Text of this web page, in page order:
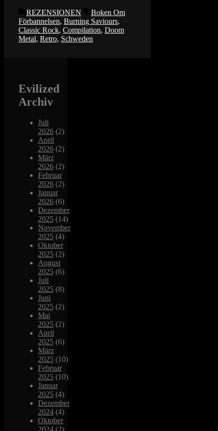
Kategorien
REZENSIONEN Schlagwörter
Boken Om
Förbannelsen, Burning Saviours,
Classic Rock, Compilation, Doom
Metal, Retro, Schweden
Evilized
Archiv
Juli
2026 (2)
April
2026 (2)
März
2026 (2)
Februar
2026 (2)
Januar
2026 (6)
Dezember
2025 (14)
November
2025 (4)
Oktober
2025 (2)
August
2025 (6)
Juli
2025 (8)
Juni
2025 (2)
Mai
2025 (2)
April
2025 (6)
März
2025 (10)
Februar
2025 (10)
Januar
2025 (4)
Dezember
2024 (4)
Oktober